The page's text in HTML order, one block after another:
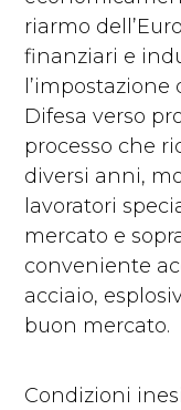
riarmo
finanziari e
Difesa verso
processo che
diversi anni,
lavoratori
mercato e
conveniente
acciaio,
buon mercato.
Condizioni